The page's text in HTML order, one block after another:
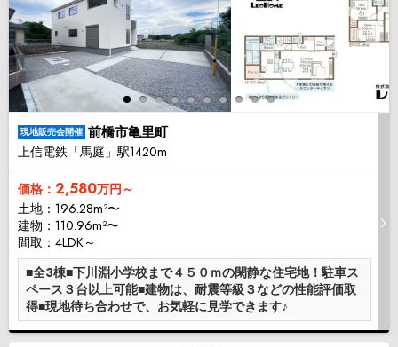
現地販売会開催 前橋市亀里町
上信電鉄「馬庭」駅1420m
価格： 2,580万円～
土地：196.28m²〜
建物：110.96m²〜
間取：4LDK～
■全3棟■下川淵小学校まで４５０ｍの閑静な住宅地！駐車ス
ペース３台以上可能■建物は、耐震等級３などの性能評価取
得■現地待ち合わせで、お気軽に見学できます♪